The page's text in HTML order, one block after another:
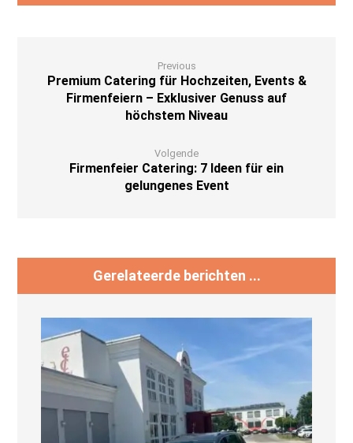
Previous
Premium Catering für Hochzeiten, Events &
Firmenfeiern – Exklusiver Genuss auf
höchstem Niveau
Volgende
Firmenfeier Catering: 7 Ideen für ein
gelungenes Event
Gerelateerde berichten ...